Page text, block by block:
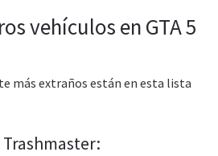
vehículos en GTA 5
más extraños están en esta lista